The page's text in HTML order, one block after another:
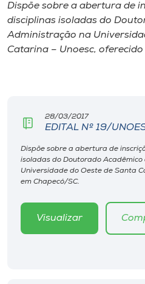
Diplomados
Cultura
Biblioteca
Editora
Museu
Dispõe sobre a abertura de
disciplinas isoladas do
Administração na
Catarina – Unoesc, oferecido
28/03/2017
EDITAL Nº 19/
Dispõe sobre a abertura de
isoladas do Doutorado
Universidade do Oeste de Santa
em Chapecó/SC.
Visualizar